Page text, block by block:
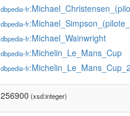
dbpedia-fr
dbpedia-fr
dbpedia-fr:Michael_Wainwright
dbpedia-fr:Michelin_Le_Mans_Cup
dbpedia-fr
256900 (xsd:integer)